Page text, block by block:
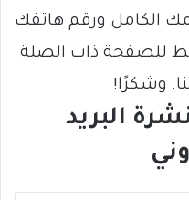
الكامل ورقم هاتفك
للصفحة ذات الصلة
وشكرًا!
البريد